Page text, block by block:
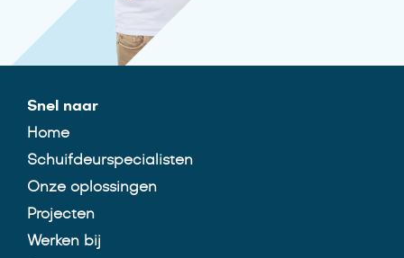
Snel naar
Home
Schuifdeurspecialisten
Onze oplossingen
Projecten
Werken bij